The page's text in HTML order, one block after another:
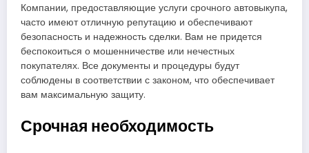
Компании, предоставляющие услуги срочного автовыкупа,
часто имеют отличную репутацию и обеспечивают
безопасность и надежность сделки. Вам не придется
беспокоиться о мошенничестве или нечестных
покупателях. Все документы и процедуры будут
соблюдены в соответствии с законом, что обеспечивает
вам максимальную защиту.
Срочная необходимость